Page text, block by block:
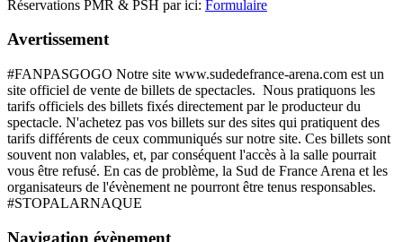
Réservations PMR & PSH par ici: Formulaire
Avertissement
#FANPASGOGO Notre site www.sudedefrance-arena.com est un
site officiel de vente de billets de spectacles. Nous pratiquons les
tarifs officiels des billets fixés directement par le producteur du
spectacle. N'achetez pas vos billets sur des sites qui pratiquent des
tarifs différents de ceux communiqués sur notre site. Ces billets sont
souvent non valables, et, par conséquent l'accès à la salle pourrait
vous être refusé. En cas de problème, la Sud de France Arena et les
organisateurs de l'évènement ne pourront être tenus responsables.
#STOPALARNAQUE
Navigation évènement